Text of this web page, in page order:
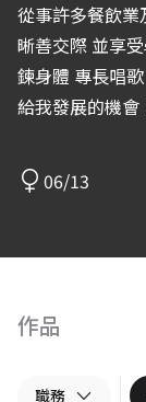
從事許多餐飲
晰善交際 並享受學習成長
鍊身體 專長唱
給我發展的機會
06/13
作品
職務